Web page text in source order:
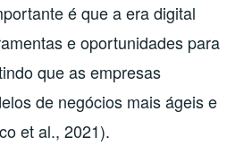
é que a era digital
e oportunidades para
que as empresas
de negócios mais ágeis e
et al., 2021).